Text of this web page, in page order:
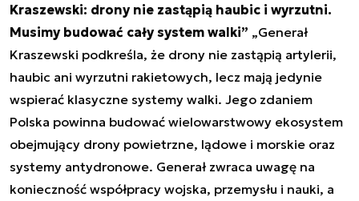
Kraszewski: drony nie zastąpią haubic i wyrzutni.
Musimy budować cały system walki” „Generał
Kraszewski podkreśla, że drony nie zastąpią artylerii,
haubic ani wyrzutni rakietowych, lecz mają jedynie
wspierać klasyczne systemy walki. Jego zdaniem
Polska powinna budować wielowarstwowy ekosystem
obejmujący drony powietrzne, lądowe i morskie oraz
systemy antydronowe. Generał zwraca uwagę na
konieczność współpracy wojska, przemysłu i nauki, a